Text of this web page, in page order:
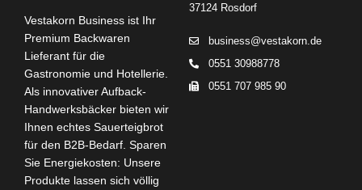
Vestakorn Business ist Ihr
Premium Backwaren
Lieferant für die
Gastronomie und Hotellerie.
Als innovativer Aufback-
Handwerksbäcker bieten wir
Ihnen echtes Sauerteigbrot
für den B2B-Bedarf. Sparen
Sie Energiekosten: Unsere
Produkte lassen sich völlig
37124 Rosdorf
business@vestakorn.de
0551 30988778
0551 707 985 90